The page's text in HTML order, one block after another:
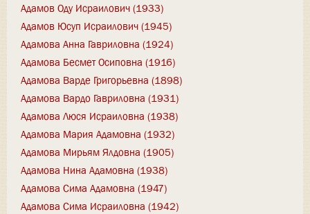
Адамов Оду Исраилович (1933)
Адамов Юсуп Исраилович (1945)
Адамова Анна Гавриловна (1924)
Адамова Бесмет Осиповна (1916)
Адамова Варде Григорьевна (1898)
Адамова Вардо Гавриловна (1931)
Адамова Люся Исраиловна (1938)
Адамова Мария Адамовна (1932)
Адамова Мирьям Ялдовна (1905)
Адамова Нина Адамовна (1938)
Адамова Сима Адамовна (1947)
Адамова Сима Исраиловна (1942)